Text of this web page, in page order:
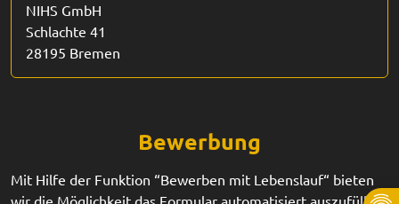
NIHS GmbH
Schlachte 41
28195 Bremen
Bewerbung
Mit Hilfe der Funktion “Bewerben mit Lebenslauf“ bieten
wir die Möglichkeit das Formular automatisiert auszufüllen,